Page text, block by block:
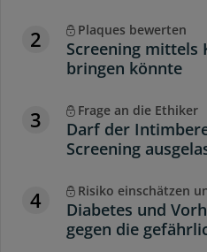
2 Plaques bewerten
Screening mittels
bringen könnte
3 Frage an die Ethiker
Darf der
Screening
4 Risiko einschätzen
Diabetes und
gegen die